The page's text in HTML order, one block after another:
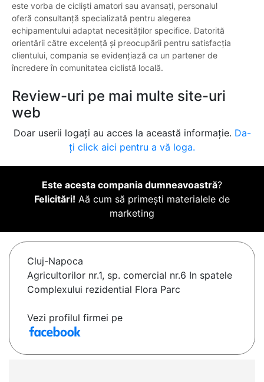
este vorba de cicliști amatori sau avansați, personalul
oferă consultanță specializată pentru alegerea
echipamentului adaptat necesităților specifice. Datorită
orientării către excelență și preocupării pentru satisfacția
clientului, compania se evidențiază ca un partener de
încredere în comunitatea ciclistă locală.
Review-uri pe mai multe site-uri
web
Doar userii logați au acces la această informație. Da-
ți click aici pentru a vă loga.
Este acesta compania dumneavoastră?
Felicitări! Aă cum să primești materialele de
marketing
Cluj-Napoca
Agricultorilor nr.1, sp. comercial nr.6 In spatele
Complexului rezidential Flora Parc
Vezi profilul firmei pe